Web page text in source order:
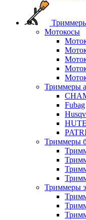
Мотокосы
Триммеры
Fubag
Триммеры
Триммеры